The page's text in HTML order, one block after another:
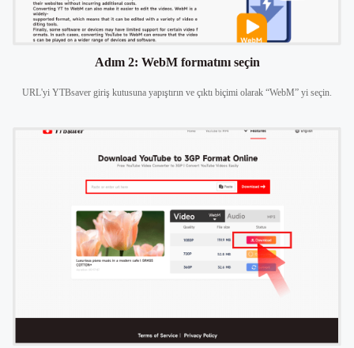
Adım 2: WebM formatını seçin
URL'yi YTBsaver giriş kutusuna yapıştırın ve çıktı biçimi olarak “WebM” yi seçin.